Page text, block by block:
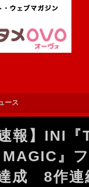
ース
報】INI『
』
成 8作連